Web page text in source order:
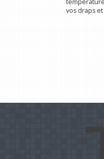
vos draps et